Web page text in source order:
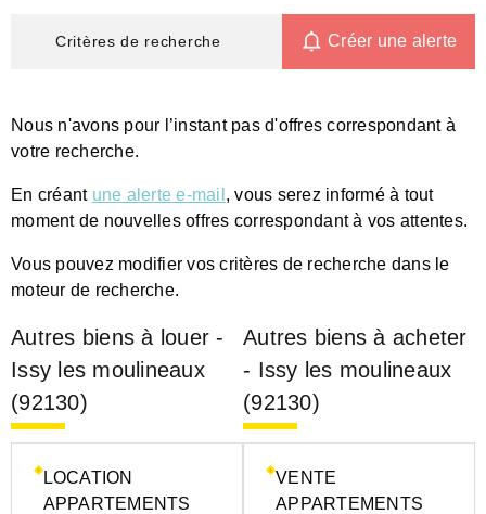
Critères de recherche Créer une alerte
Nous n'avons pour l’instant pas d'offres correspondant à
votre recherche.
En créant une alerte e-mail , vous serez informé à tout
moment de nouvelles offres correspondant à vos attentes.
Vous pouvez modifier vos critères de recherche dans le
moteur de recherche.
Autres biens à louer -
Issy les moulineaux
(92130)
LOCATION
APPARTEMENTS
Autres biens à acheter
- Issy les moulineaux
(92130)
VENTE
APPARTEMENTS